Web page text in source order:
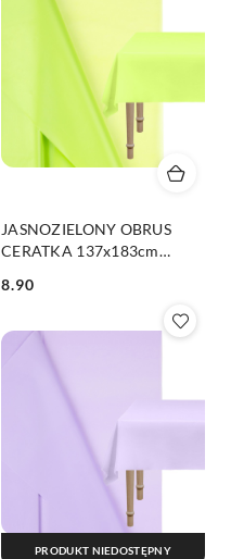
JASNOZIELONY OBRUS
CERATKA 137x183cm
Cena:
8.90
PRODUKT NIEDOSTĘPNY